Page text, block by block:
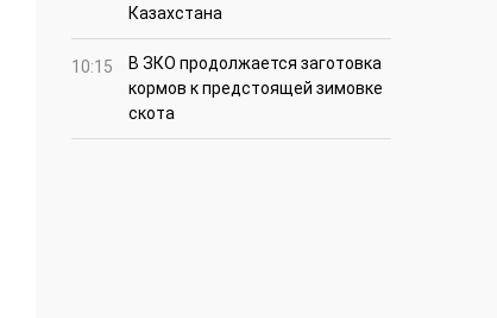
Казахстана
10:15
В ЗКО продолжается заготовка
кормов к предстоящей зимовке
скота